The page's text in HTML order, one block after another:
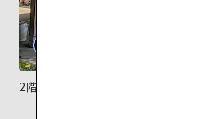
2階建ての「清遠閣」は純和風の